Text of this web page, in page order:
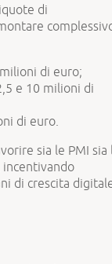
di
di euro;
e 10 milioni di
di euro.
sia le PMI sia
di crescita